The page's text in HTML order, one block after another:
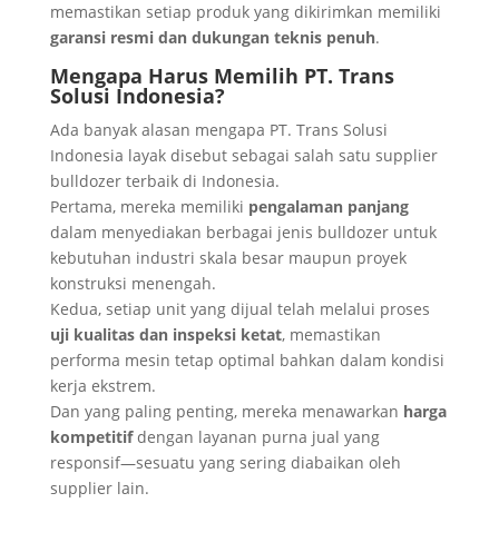
memastikan setiap produk yang dikirimkan memiliki
garansi resmi dan dukungan teknis penuh.
Mengapa Harus Memilih PT. Trans
Solusi Indonesia?
Ada banyak alasan mengapa PT. Trans Solusi
Indonesia layak disebut sebagai salah satu supplier
bulldozer terbaik di Indonesia.
Pertama, mereka memiliki pengalaman panjang
dalam menyediakan berbagai jenis bulldozer untuk
kebutuhan industri skala besar maupun proyek
konstruksi menengah.
Kedua, setiap unit yang dijual telah melalui proses
uji kualitas dan inspeksi ketat, memastikan
performa mesin tetap optimal bahkan dalam kondisi
kerja ekstrem.
Dan yang paling penting, mereka menawarkan harga
kompetitifdengan layanan purna jual yang
responsif—sesuatu yang sering diabaikan oleh
supplier lain.